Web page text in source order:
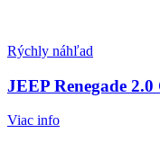
Rýchly náhľad
JEEP Renegade
Viac info